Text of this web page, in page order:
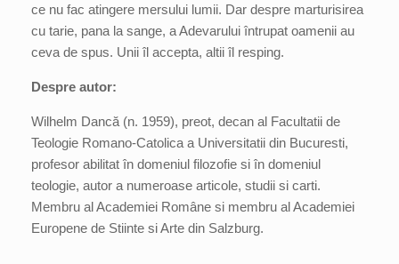
ce nu fac atingere mersului lumii. Dar despre marturisirea
cu tarie, pana la sange, a Adevarului întrupat oamenii au
ceva de spus. Unii îl accepta, altii îl resping.
Despre autor:
Wilhelm Dancă (n. 1959), preot, decan al Facultatii de
Teologie Romano-Catolica a Universitatii din Bucuresti,
profesor abilitat în domeniul filozofie si în domeniul
teologie, autor a numeroase articole, studii si carti.
Membru al Academiei Române si membru al Academiei
Europene de Stiinte si Arte din Salzburg.